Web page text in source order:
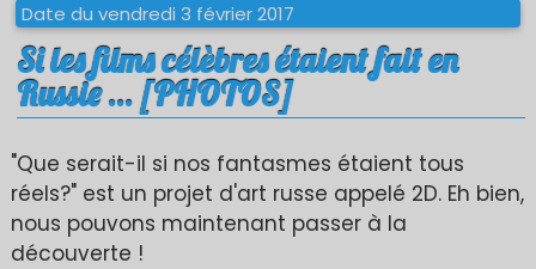
Date du vendredi 3 février 2017
Si les films célèbres étaient fait en
Russie ... [PHOTOS]
"Que serait-il si nos fantasmes étaient tous
réels?" est un projet d'art russe appelé 2D. Eh bien,
nous pouvons maintenant passer à la
découverte !